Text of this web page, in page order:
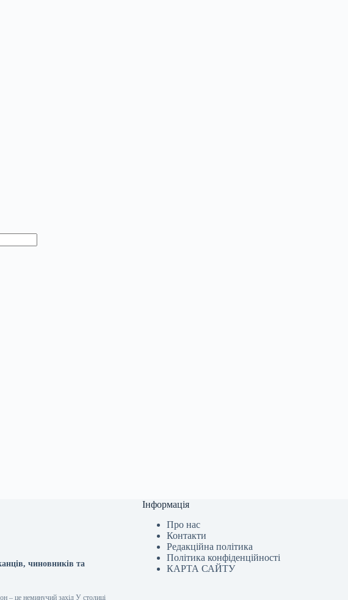
чиновників та
– це неминучий захід У столиці
Інформація
Про нас
Контакти
Редакційна політика
Політика конфіденційності
КАРТА САЙТУ